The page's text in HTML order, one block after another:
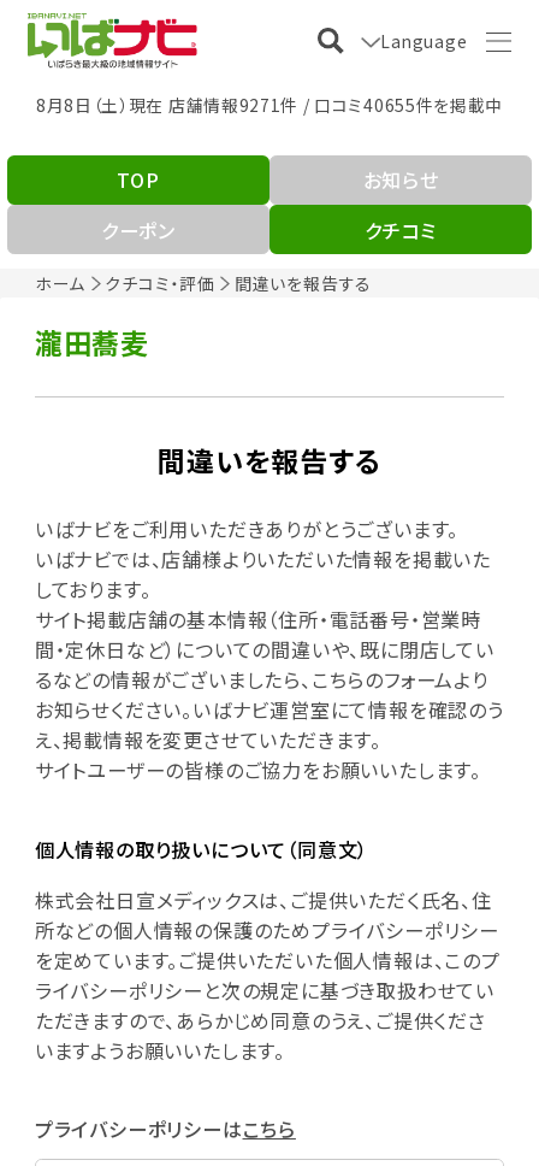
Language
8月8日（土）現在 店舗情報9271件 / 口コミ40655件を掲載中
ホーム クチコミ・評価 間違いを報告する
TOP
お知らせ
クーポン
クチコミ
瀧田蕎麦
間違いを報告する
いばナビをご利用いただきありがとうございます。
いばナビでは、店舗様よりいただいた情報を掲載いた
しております。
サイト掲載店舗の基本情報（住所・電話番号・営業時
間・定休日など）についての間違いや、既に閉店してい
るなどの情報がございましたら、こちらのフォームより
お知らせください。いばナビ運営室にて情報を確認のう
え、掲載情報を変更させていただきます。
サイトユーザーの皆様のご協力をお願いいたします。
個人情報の取り扱いについて（同意文）
株式会社日宣メディックスは、ご提供いただく氏名、住
所などの個人情報の保護のためプライバシーポリシー
を定めています。ご提供いただいた個人情報は、このプ
ライバシーポリシーと次の規定に基づき取扱わせてい
ただきますので、あらかじめ同意のうえ、ご提供くださ
いますようお願いいたします。
プライバシーポリシーはこちら